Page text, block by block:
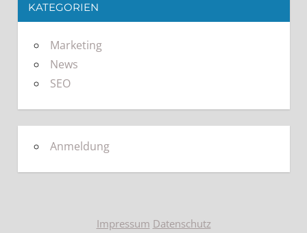
KATEGORIEN
Marketing
News
SEO
Anmeldung
Impressum Datenschutz